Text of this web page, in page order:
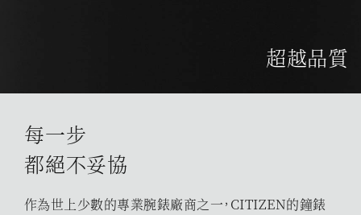
超越品質
每一步
都絕不妥協
作為世上少數的專業腕錶廠商之一，CITIZEN的鐘錶